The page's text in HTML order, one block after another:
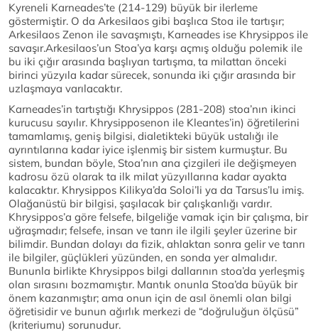
Kyreneli Karneades’te (214-129) büyük bir ilerleme
göstermiştir. O da Arkesilaos gibi başlıca Stoa ile tartışır;
Arkesilaos Zenon ile savaşmıştı, Karneades ise Khrysippos ile
savaşır.Arkesilaos’un Stoa’ya karşı açmış olduğu polemik ile
bu iki çığır arasında başlıyan tartışma, ta milattan önceki
birinci yüzyıla kadar sürecek, sonunda iki çığır arasında bir
uzlaşmaya varılacaktır.
Karneades’in tartıştığı Khrysippos (281-208) stoa’nın ikinci
kurucusu sayılır. Khrysipposenon ile Kleantes’in) öğretilerini
tamamlamış, geniş bilgisi, dialetikteki büyük ustalığı ile
ayrıntılarına kadar iyice işlenmiş bir sistem kurmuştur. Bu
sistem, bundan böyle, Stoa’nın ana çizgileri ile değişmeyen
kadrosu özü olarak ta ilk milat yüzyıllarına kadar ayakta
kalacaktır. Khrysippos Kilikya’da Soloi’li ya da Tarsus’lu imiş.
Olağanüstü bir bilgisi, şaşılacak bir çalışkanlığı vardır.
Khrysippos’a göre felsefe, bilgeliğe vamak için bir çalışma, bir
uğraşmadır; felsefe, insan ve tanrı ile ilgili şeyler üzerine bir
bilimdir. Bundan dolayı da fizik, ahlaktan sonra gelir ve tanrı
ile bilgiler, güçlükleri yüzünden, en sonda yer almalıdır.
Bununla birlikte Khrysippos bilgi dallarının stoa’da yerleşmiş
olan sırasını bozmamıştır. Mantık onunla Stoa’da büyük bir
önem kazanmıştır; ama onun için de asıl önemli olan bilgi
öğretisidir ve bunun ağırlık merkezi de “doğruluğun ölçüsü”
(kriteriumu) sorunudur.